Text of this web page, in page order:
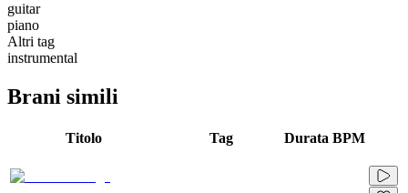
guitar
piano
Altri tag
instrumental
Brani simili
Titolo Tag Durata BPM